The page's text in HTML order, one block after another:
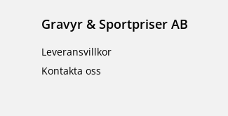
Gravyr & Sportpriser AB
Leveransvillkor
Kontakta oss